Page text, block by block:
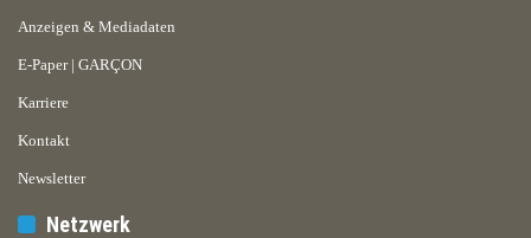
Anzeigen & Mediadaten
E-Paper | GARÇON
Karriere
Kontakt
Newsletter
Netzwerk